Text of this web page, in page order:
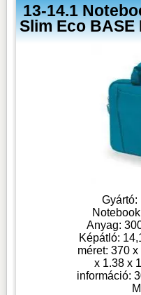
13-14.1
Slim Eco BASE
Gyártó:
Anyag:
Képátló:
méret: 370
x 1.38 x
információ: